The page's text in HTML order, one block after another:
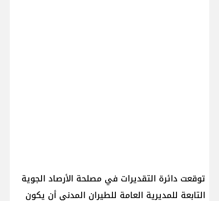
توقعت دائرة التقديرات في مصلحة الأرصاد الجوية
التابعة للمديرية العامة للطيران المدني أن يكون